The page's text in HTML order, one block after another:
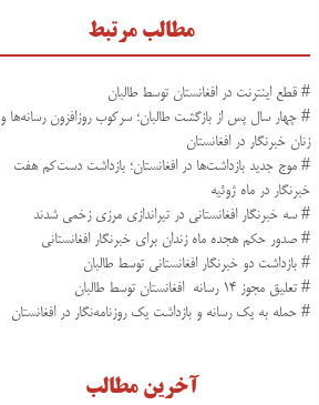
مطالب مرتبط
# قطع اینترنت در افغانستان توسط طالبان
# چهار سال پس از بازگشت طالبان؛ سرکوب روزافزون رسانه‌ها و
زنان خبرنگار در افغانستان
# موج جدید بازداشت‌ها در افغانستان؛ بازداشت دست‌کم هفت
خبرنگار در ماه ژوئیه
# سه خبرنگار افغانستانی در تیراندازی مرزی زخمی شدند
# صدور حکم هجده ماه زندان برای خبرنگار افغانستانی
# بازداشت دو خبرنگار افغانستانی توسط طالبان
# تعلیق مجوز ۱۴ رسانه افغانستان توسط طالبان
# حمله به یک رسانه و بازداشت یک روزنامه‌نگار در افغانستان
آخرین مطالب